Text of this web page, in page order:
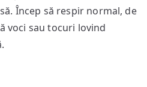
Încep să respir normal, de
voci sau tocuri lovind